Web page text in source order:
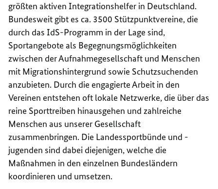
größten aktiven Integrationshelfer in Deutschland.
Bundesweit gibt es ca. 3500 Stützpunktvereine, die
durch das IdS-Programm in der Lage sind,
Sportangebote als Begegnungsmöglichkeiten
zwischen der Aufnahmegesellschaft und Menschen
mit Migrationshintergrund sowie Schutzsuchenden
anzubieten. Durch die engagierte Arbeit in den
Vereinen entstehen oft lokale Netzwerke, die über das
reine Sporttreiben hinausgehen und zahlreiche
Menschen aus unserer Gesellschaft
zusammenbringen. Die Landessportbünde und -
jugenden sind dabei diejenigen, welche die
Maßnahmen in den einzelnen Bundesländern
koordinieren und umsetzen.